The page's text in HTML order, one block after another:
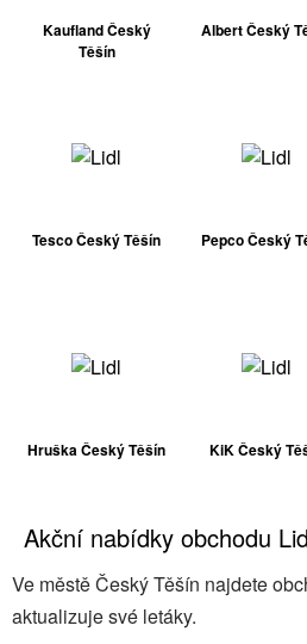
Kaufland Český
Těšín
Albert Český
Tesco Český Těšín Pepco Český
Hruška Český Těšín KiK Český
Akční nabídky obchodu
Ve městě Český Těšín najdete
aktualizuje své letáky.